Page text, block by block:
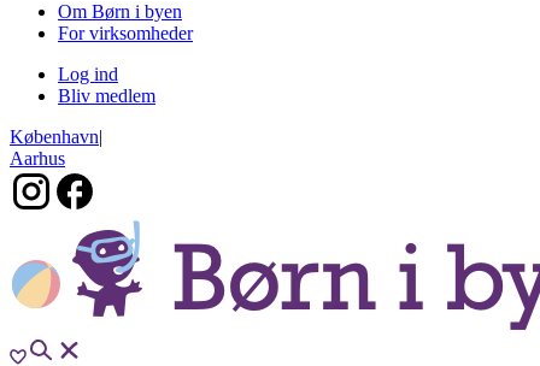
Om Børn i byen
For virksomheder
Log ind
Bliv medlem
København|
Aarhus